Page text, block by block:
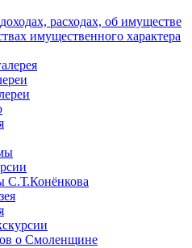
расходах, об имуществе
имущественного характера
С.Т.Конёнкова
о Смоленщине